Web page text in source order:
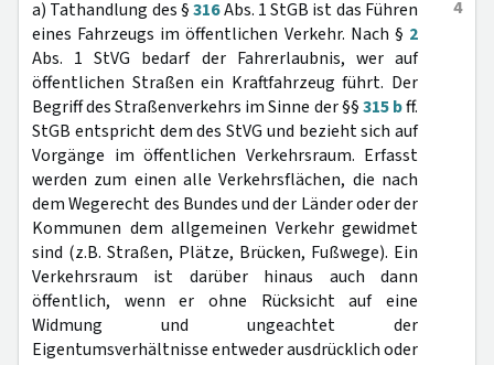
4
a) Tathandlung des §316Abs. 1 StGB ist das Führen
eines Fahrzeugs im öffentlichen Verkehr. Nach § 2
Abs. 1 StVG bedarf der Fahrerlaubnis, wer auf
öffentlichen Straßen ein Kraftfahrzeug führt. Der
Begriff des Straßenverkehrs im Sinne der §§315 bff.
StGB entspricht dem des StVG und bezieht sich auf
Vorgänge im öffentlichen Verkehrsraum. Erfasst
werden zum einen alle Verkehrsflächen, die nach
dem Wegerecht des Bundes und der Länder oder der
Kommunen dem allgemeinen Verkehr gewidmet
sind (z.B. Straßen, Plätze, Brücken, Fußwege). Ein
Verkehrsraum ist darüber hinaus auch dann
öffentlich, wenn er ohne Rücksicht auf eine
Widmung und ungeachtet der
Eigentumsverhältnisse entweder ausdrücklich oder